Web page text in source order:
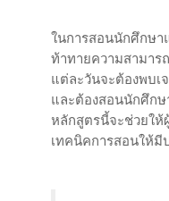
ในการสอนนักศึกษา
ท้าทายความสามาร
แต่ละวันจะต้องพบเ
และต้องสอนนักศึก
หลักสูตรนี้จะช่วยใ
เทคนิคการสอนให้